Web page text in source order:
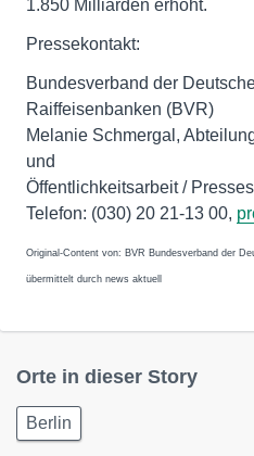
1.850 Milliarden erhöht.
Pressekontakt:
Bundesverband der
Raiffeisenbanken (BVR)
Melanie Schmergal,
und
Öffentlichkeitsarbeit /
Telefon: (030) 20 21-13 00,
Original-Content von: BVR Bundesverband der
übermittelt durch news aktuell
Orte in dieser Story
Berlin